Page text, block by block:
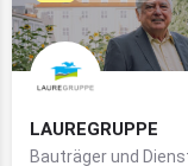
LAUREGRUPPE
Bauträger und